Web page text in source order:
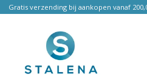
Gratis verzending bij aankopen vanaf